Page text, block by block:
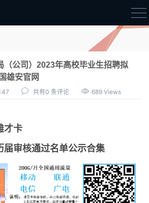
点我申领雄才卡
审核通过公示
（公司）2023年高校毕业生招聘拟
雄安官网
共有0 条评论 689 Views
才卡
审核通过名单公示合集